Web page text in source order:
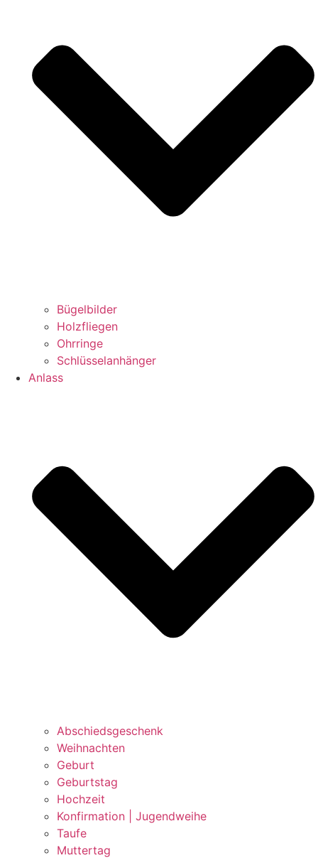
Bügelbilder
Holzfliegen
Ohrringe
Schlüsselanhänger
Anlass
Abschiedsgeschenk
Weihnachten
Geburt
Geburtstag
Hochzeit
Konfirmation | Jugendweihe
Taufe
Muttertag